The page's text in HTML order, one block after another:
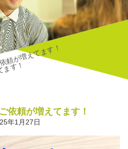
が増えてます！
す！
依頼が増えてます！
年1月27日